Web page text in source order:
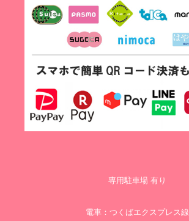
専用駐車場 有り
電車：つくばエクスプレス線